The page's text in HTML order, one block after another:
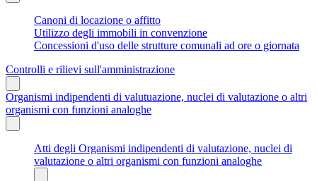
Canoni di locazione o affitto
Utilizzo degli immobili in convenzione
Concessioni d'uso delle strutture comunali ad ore o giornata
Controlli e rilievi sull'amministrazione
Organismi indipendenti di valutuazione, nuclei di valutazione o altri
organismi con funzioni analoghe
Atti degli Organismi indipendenti di valutazione, nuclei di
valutazione o altri organismi con funzioni analoghe